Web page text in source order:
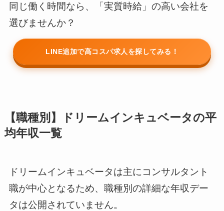
同じ働く時間なら、「実質時給」の高い会社を
選びませんか？
LINE追加で高コスパ求人を探してみる！
【職種別】ドリームインキュベータの平
均年収一覧
ドリームインキュベータは主にコンサルタント
職が中心となるため、職種別の詳細な年収デー
タは公開されていません。